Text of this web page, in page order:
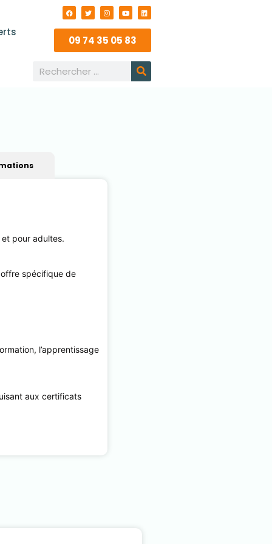
09 74 35 05 83
pour adultes.
spécifique de
l’apprentissage
aux certificats